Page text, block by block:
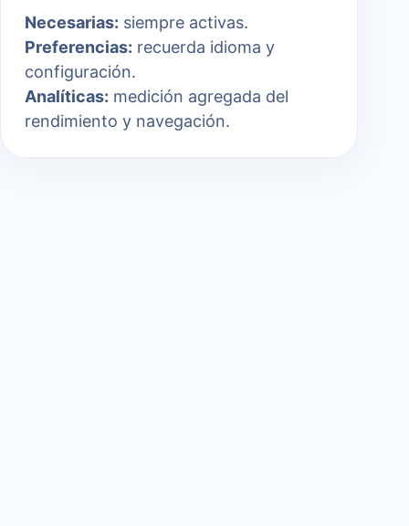
Necesarias: siempre activas.
Preferencias: recuerda idioma y
configuración.
Analíticas: medición agregada del
rendimiento y navegación.